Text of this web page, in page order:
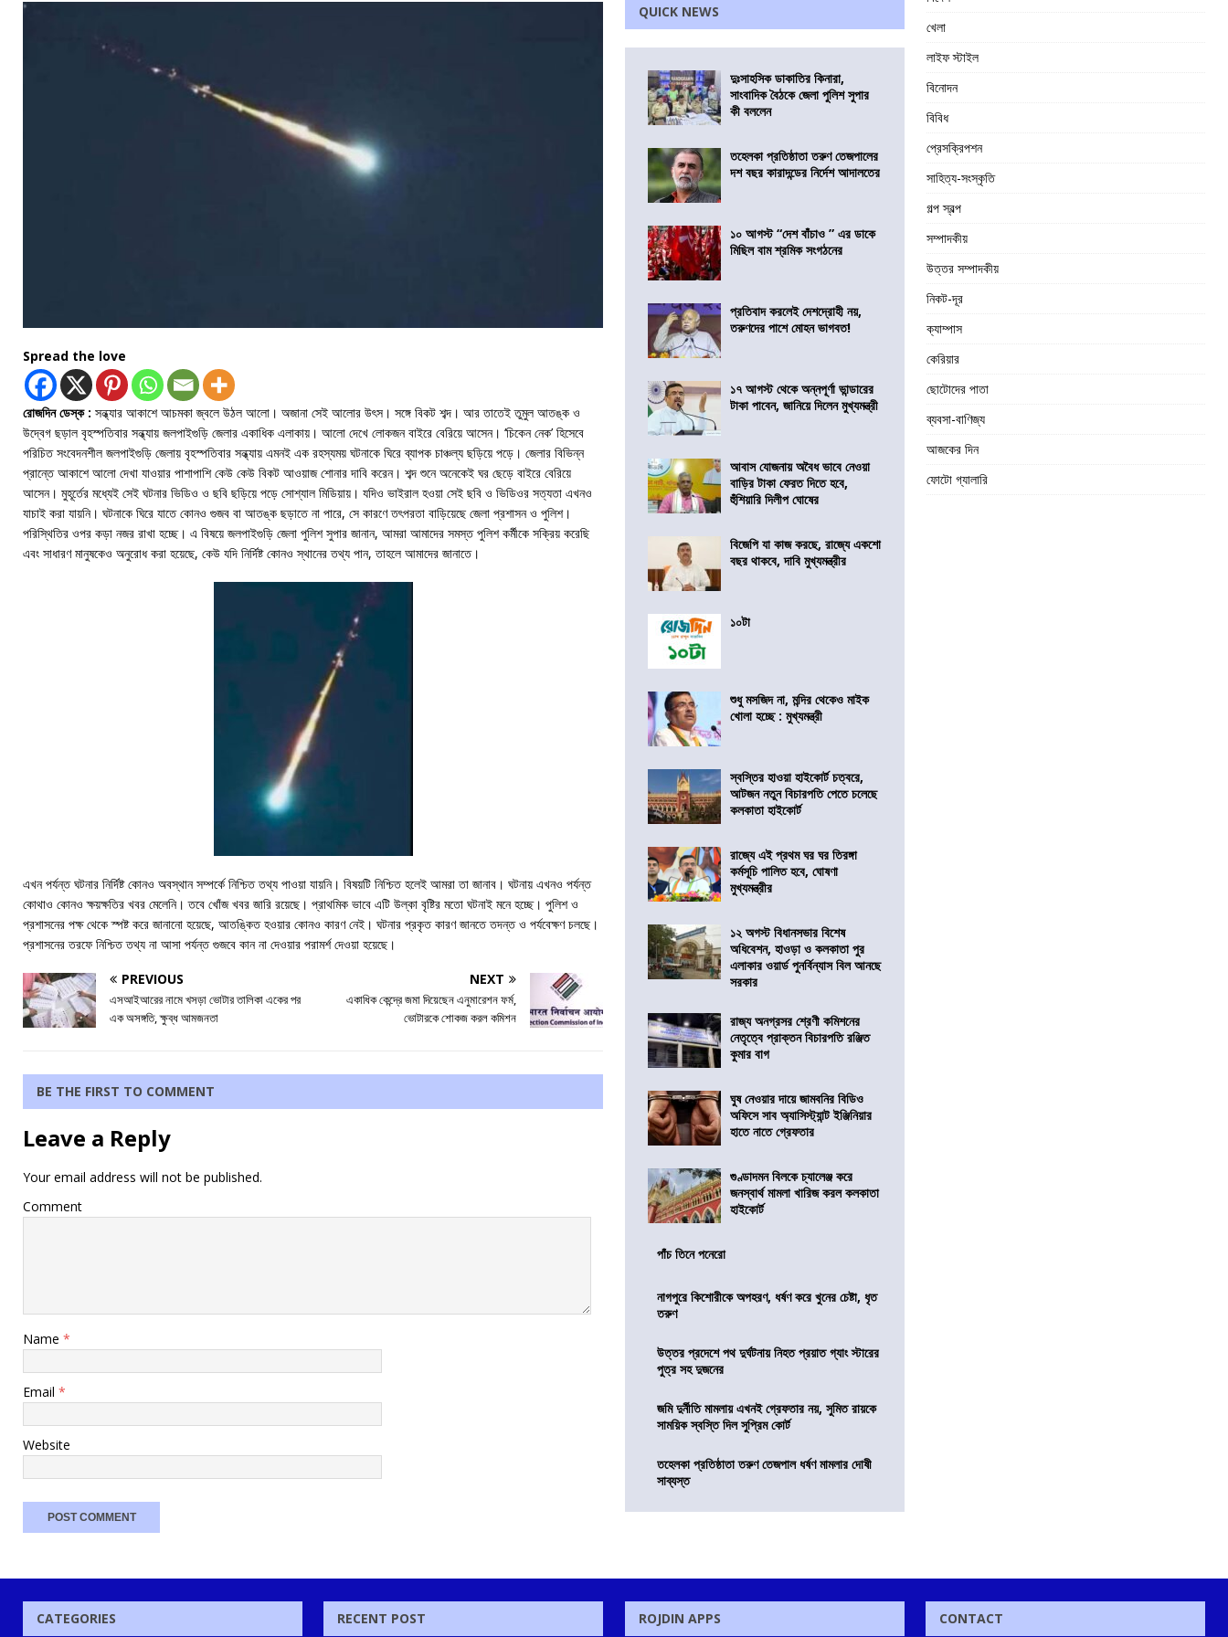
Spread the love
রোজদিন ডেস্ক : সন্ধ্যার আকাশে আচমকা জ্বলে উঠল আলো। অজানা সেই আলোর উৎস। সঙ্গে বিকট শব্দ। আর তাতেই তুমুল আতঙ্ক ও
উদ্বেগ ছড়াল বৃহস্পতিবার সন্ধ্যায় জলপাইগুড়ি জেলার একাধিক এলাকায়। আলো দেখে লোকজন বাইরে বেরিয়ে আসেন। ‘চিকেন নেক’ হিসেবে
পরিচিত সংবেদনশীল জলপাইগুড়ি জেলায় বৃহস্পতিবার সন্ধ্যায় এমনই এক রহস্যময় ঘটনাকে ঘিরে ব্যাপক চাঞ্চল্য ছড়িয়ে পড়ে। জেলার বিভিন্ন
প্রান্তে আকাশে আলো দেখা যাওয়ার পাশাপাশি কেউ কেউ বিকট আওয়াজ শোনার দাবি করেন। শব্দ শুনে অনেকেই ঘর ছেড়ে বাইরে বেরিয়ে
আসেন। মুহূর্তের মধ্যেই সেই ঘটনার ভিডিও ও ছবি ছড়িয়ে পড়ে সোশ্যাল মিডিয়ায়। যদিও ভাইরাল হওয়া সেই ছবি ও ভিডিওর সত্যতা এখনও
যাচাই করা যায়নি। ঘটনাকে ঘিরে যাতে কোনও গুজব বা আতঙ্ক ছড়াতে না পারে, সে কারণে তৎপরতা বাড়িয়েছে জেলা প্রশাসন ও পুলিশ।
পরিস্থিতির ওপর কড়া নজর রাখা হচ্ছে। এ বিষয়ে জলপাইগুড়ি জেলা পুলিশ সুপার জানান, আমরা আমাদের সমস্ত পুলিশ কর্মীকে সক্রিয় করেছি
এবং সাধারণ মানুষকেও অনুরোধ করা হয়েছে, কেউ যদি নির্দিষ্ট কোনও স্থানের তথ্য পান, তাহলে আমাদের জানাতে।
এখন পর্যন্ত ঘটনার নির্দিষ্ট কোনও অবস্থান সম্পর্কে নিশ্চিত তথ্য পাওয়া যায়নি। বিষয়টি নিশ্চিত হলেই আমরা তা জানাব। ঘটনায় এখনও পর্যন্ত
কোথাও কোনও ক্ষয়ক্ষতির খবর মেলেনি। তবে খোঁজ খবর জারি রয়েছে। প্রাথমিক ভাবে এটি উল্কা বৃষ্টির মতো ঘটনাই মনে হচ্ছে। পুলিশ ও
প্রশাসনের পক্ষ থেকে স্পষ্ট করে জানানো হয়েছে, আতঙ্কিত হওয়ার কোনও কারণ নেই। ঘটনার প্রকৃত কারণ জানতে তদন্ত ও পর্যবেক্ষণ চলছে।
প্রশাসনের তরফে নিশ্চিত তথ্য না আসা পর্যন্ত গুজবে কান না দেওয়ার পরামর্শ দেওয়া হয়েছে।
PREVIOUS
এসআইআরের নামে খসড়া ভোটার তালিকা একের পর
এক অসঙ্গতি, ক্ষুব্ধ আমজনতা
NEXT
একাধিক কেন্দ্রে জমা দিয়েছেন এনুমারেশন ফর্ম,
ভোটারকে শোকজ করল কমিশন
BE THE FIRST TO COMMENT
Leave a Reply
Your email address will not be published.
Comment
Name *
Email *
Website
QUICK NEWS
দুঃসাহসিক ডাকাতির কিনারা,
সাংবাদিক বৈঠকে জেলা পুলিশ সুপার
কী বললেন
তহেলকা প্রতিষ্ঠাতা তরুণ তেজপালের
দশ বছর কারাদন্ডের নির্দেশ আদালতের
১০ আগস্ট “দেশ বাঁচাও ” এর ডাকে
মিছিল বাম শ্রমিক সংগঠনের
প্রতিবাদ করলেই দেশদ্রোহী নয়,
তরুণদের পাশে মোহন ভাগবত!
১৭ আগস্ট থেকে অন্নপূর্ণা ভান্ডারের
টাকা পাবেন, জানিয়ে দিলেন মুখ্যমন্ত্রী
আবাস যোজনায় অবৈধ ভাবে নেওয়া
বাড়ির টাকা ফেরত দিতে হবে,
হুঁশিয়ারি দিলীপ ঘোষের
বিজেপি যা কাজ করছে, রাজ্যে একশো
বছর থাকবে, দাবি মুখ্যমন্ত্রীর
১০টা
শুধু মসজিদ না, মন্দির থেকেও মাইক
খোলা হচ্ছে : মুখ্যমন্ত্রী
স্বস্তির হাওয়া হাইকোর্ট চত্বরে,
আটজন নতুন বিচারপতি পেতে চলেছে
কলকাতা হাইকোর্ট
রাজ্যে এই প্রথম ঘর ঘর তিরঙ্গা
কর্মসূচি পালিত হবে, ঘোষণা
মুখ্যমন্ত্রীর
১২ অগস্ট বিধানসভার বিশেষ
অধিবেশন, হাওড়া ও কলকাতা পুর
এলাকার ওয়ার্ড পুনর্বিন্যাস বিল আনছে
সরকার
রাজ্য অনগ্রসর শ্রেণী কমিশনের
নেতৃত্বে প্রাক্তন বিচারপতি রঞ্জিত
কুমার বাগ
ঘুষ নেওয়ার দায়ে জামবনির বিডিও
অফিসে সাব অ্যাসিস্ট্যান্ট ইঞ্জিনিয়ার
হাতে নাতে গ্রেফতার
গুণ্ডাদমন বিলকে চ্যালেঞ্জ করে
জনস্বার্থ মামলা খারিজ করল কলকাতা
হাইকোর্ট
পাঁচ তিনে পনেরো
নাগপুরে কিশোরীকে অপহরণ, ধর্ষণ করে খুনের চেষ্টা, ধৃত
তরুণ
উত্তর প্রদেশে পথ দুর্ঘটনায় নিহত প্রয়াত গ্যাং স্টারের
পুত্র সহ দুজনের
জমি দুর্নীতি মামলায় এখনই গ্রেফতার নয়, সুমিত রায়কে
সাময়িক স্বস্তি দিল সুপ্রিম কোর্ট
তহেলকা প্রতিষ্ঠাতা তরুণ তেজপাল ধর্ষণ মামলার দোষী
সাব্যস্ত
খেলা
লাইফ স্টাইল
বিনোদন
বিবিধ
প্রেসক্রিপশন
সাহিত্য-সংস্কৃতি
গল্প স্বল্প
সম্পাদকীয়
উত্তর সম্পাদকীয়
নিকট-দূর
ক্যাম্পাস
কেরিয়ার
ছোটোদের পাতা
ব্যবসা-বাণিজ্য
আজকের দিন
ফোটো গ্যালারি
CATEGORIES RECENT POST ROJDIN APPS CONTACT